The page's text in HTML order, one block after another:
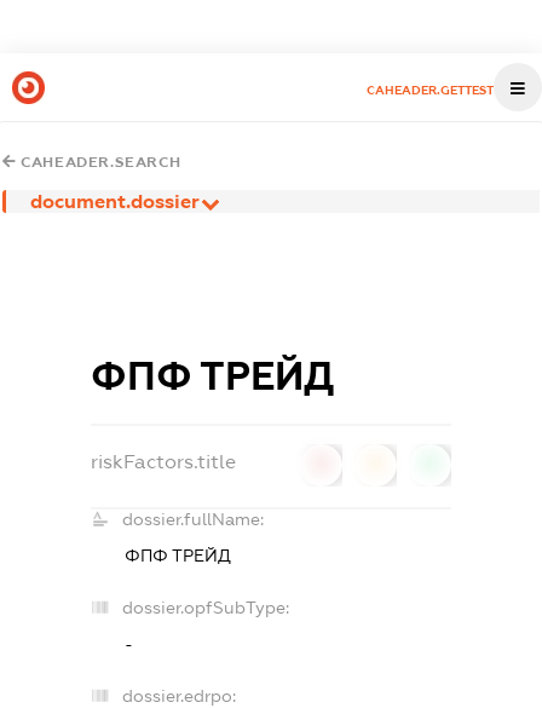
CAHEADER.GETTEST
CAHEADER.SEARCH
document.dossier
ФПФ ТРЕЙД
riskFactors.title
dossier.fullName:
ФПФ ТРЕЙД
dossier.opfSubType:
-
dossier.edrpo: